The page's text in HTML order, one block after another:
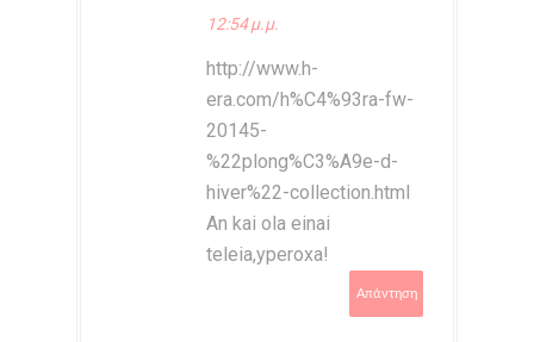
12:54 μ.μ.
http://www.h-
era.com/h%C4%93ra-fw-
20145-
%22plong%C3%A9e-d-
hiver%22-collection.html
An kai ola einai
teleia,yperoxa!
Απάντηση